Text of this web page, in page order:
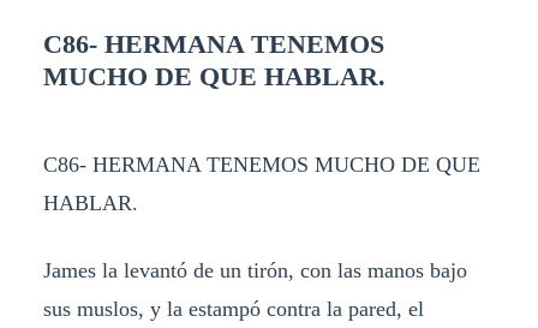
C86- HERMANA TENEMOS
MUCHO DE QUE HABLAR.
C86- HERMANA TENEMOS MUCHO DE QUE
HABLAR.
James la levantó de un tirón, con las manos bajo
sus muslos, y la estampó contra la pared, el